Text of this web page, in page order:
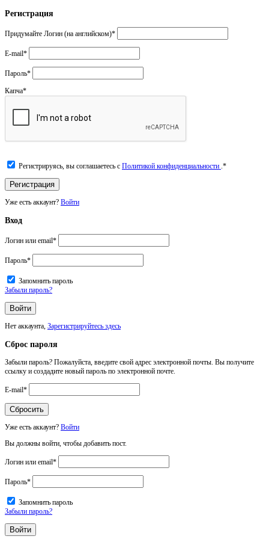
Регистрация
Придумайте Логин (на английском)*
E-mail*
Пароль*
Капча*
Регистрируясь, вы соглашаетесь с Политикой конфиденциальности .*
Уже есть аккаунт? Войти
Вход
Логин или email*
Пароль*
Запомнить пароль
Забыли пароль?
Нет аккаунта, Зарегистрируйтесь здесь
Сброс пароля
Забыли пароль? Пожалуйста, введите свой адрес электронной почты. Вы получите
ссылку и создадите новый пароль по электронной почте.
E-mail*
Уже есть аккаунт? Войти
Вы должны войти, чтобы добавить пост.
Логин или email*
Пароль*
Запомнить пароль
Забыли пароль?